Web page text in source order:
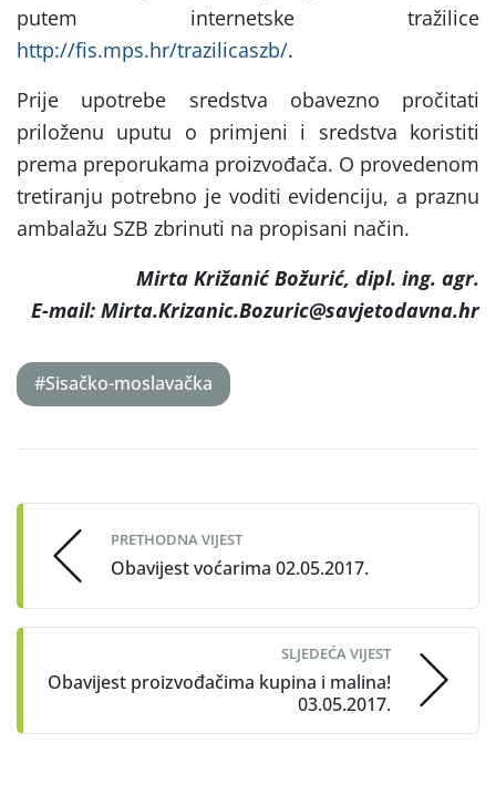
putem internetske tražilice
http://fis.mps.hr/trazilicaszb/.
Prije upotrebe sredstva obavezno pročitati
priloženu uputu o primjeni i sredstva koristiti
prema preporukama proizvođača. O provedenom
tretiranju potrebno je voditi evidenciju, a praznu
ambalažu SZB zbrinuti na propisani način.
Mirta Križanić Božurić, dipl. ing. agr.
E-mail: Mirta.Krizanic.Bozuric@savjetodavna.hr
#Sisačko-moslavačka
navigation
PRETHODNA VIJEST
Obavijest voćarima 02.05.2017.
SLJEDEĆA VIJEST
Obavijest proizvođačima kupina i malina!
03.05.2017.